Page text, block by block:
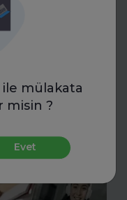
mülakata
misin ?
Evet
FurtherUp’ın
netleştirin,
atın.